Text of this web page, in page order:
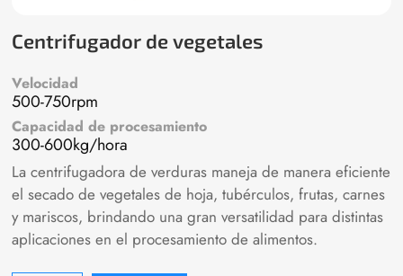
Centrifugador de vegetales
Velocidad
500-750rpm
Capacidad de procesamiento
300-600kg/hora
La centrifugadora de verduras maneja de manera eficiente
el secado de vegetales de hoja, tubérculos, frutas, carnes
y mariscos, brindando una gran versatilidad para distintas
aplicaciones en el procesamiento de alimentos.